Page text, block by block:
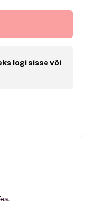
logi sisse või